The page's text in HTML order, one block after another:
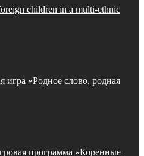
children in a multi-ethnic
игра «Родное слово, родная
программа «Коренные